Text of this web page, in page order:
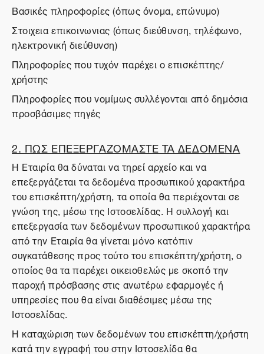
Βασικές πληροφορίες (όπως όνομα, επώνυμο)
Στοιχεια επικοινωνιας (όπως διεύθυνση, τηλέφωνο,
ηλεκτρονική διεύθυνση)
Πληροφορίες που τυχόν παρέχει ο επισκέπτης/
χρήστης
Πληροφορίες που νομίμως συλλέγονται από δημόσια
προσβάσιμες πηγές
2. ΠΩΣ ΕΠΕΞΕΡΓΑΖΟΜΑΣΤΕ ΤΑ ΔΕΔΟΜΕΝΑ
Η Εταιρία θα δύναται να τηρεί αρχείο και να
επεξεργάζεται τα δεδομένα προσωπικού χαρακτήρα
του επισκέπτη/χρήστη, τα οποία θα περιέχονται σε
γνώση της, μέσω της Ιστοσελίδας. Η συλλογή και
επεξεργασία των δεδομένων προσωπικού χαρακτήρα
από την Εταιρία θα γίνεται μόνο κατόπιν
συγκατάθεσης προς τούτο του επισκέπτη/χρήστη, ο
οποίος θα τα παρέχει οικειοθελώς με σκοπό την
παροχή πρόσβασης στις ανωτέρω εφαρμογές ή
υπηρεσίες που θα είναι διαθέσιμες μέσω της
Ιστοσελίδας.
Η καταχώριση των δεδομένων του επισκέπτη/χρήστη
κατά την εγγραφή του στην Ιστοσελίδα θα